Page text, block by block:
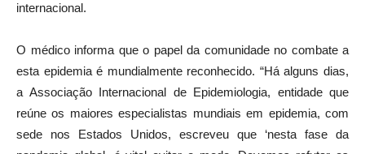
internacional.
O médico informa que o papel da comunidade no combate a
esta epidemia é mundialmente reconhecido. “Há alguns dias,
a Associação Internacional de Epidemiologia, entidade que
reúne os maiores especialistas mundiais em epidemia, com
sede nos Estados Unidos, escreveu que ‘nesta fase da